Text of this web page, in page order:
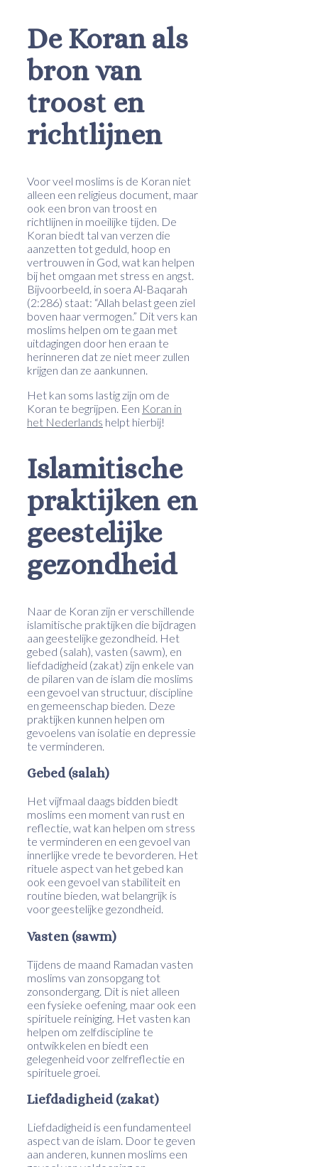
De Koran als
bron van
troost en
richtlijnen
Voor veel moslims is de Koran niet
alleen een religieus document, maar
ook een bron van troost en
richtlijnen in moeilijke tijden. De
Koran biedt tal van verzen die
aanzetten tot geduld, hoop en
vertrouwen in God, wat kan helpen
bij het omgaan met stress en angst.
Bijvoorbeeld, in soera Al-Baqarah
(2:286) staat: “Allah belast geen ziel
boven haar vermogen.” Dit vers kan
moslims helpen om te gaan met
uitdagingen door hen eraan te
herinneren dat ze niet meer zullen
krijgen dan ze aankunnen.
Het kan soms lastig zijn om de
Koran te begrijpen. Een Koran in
het Nederlands helpt hierbij!
Islamitische
praktijken en
geestelijke
gezondheid
Naar de Koran zijn er verschillende
islamitische praktijken die bijdragen
aan geestelijke gezondheid. Het
gebed (salah), vasten (sawm), en
liefdadigheid (zakat) zijn enkele van
de pilaren van de islam die moslims
een gevoel van structuur, discipline
en gemeenschap bieden. Deze
praktijken kunnen helpen om
gevoelens van isolatie en depressie
te verminderen.
Gebed (salah)
Het vijfmaal daags bidden biedt
moslims een moment van rust en
reflectie, wat kan helpen om stress
te verminderen en een gevoel van
innerlijke vrede te bevorderen. Het
rituele aspect van het gebed kan
ook een gevoel van stabiliteit en
routine bieden, wat belangrijk is
voor geestelijke gezondheid.
Vasten (sawm)
Tijdens de maand Ramadan vasten
moslims van zonsopgang tot
zonsondergang. Dit is niet alleen
een fysieke oefening, maar ook een
spirituele reiniging. Het vasten kan
helpen om zelfdiscipline te
ontwikkelen en biedt een
gelegenheid voor zelfreflectie en
spirituele groei.
Liefdadigheid (zakat)
Liefdadigheid is een fundamenteel
aspect van de islam. Door te geven
aan anderen, kunnen moslims een